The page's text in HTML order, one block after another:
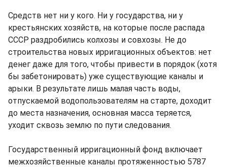
Средств нет ни у кого. Ни у государства, ни у
крестьянских хозяйств, на которые после распада
СССР раздробились колхозы и совхозы. Не до
строительства новых ирригационных объектов: нет
денег даже для того, чтобы привести в порядок (хотя
бы забетонировать) уже существующие каналы и
арыки. В результате лишь малая часть воды,
отпускаемой водопользователям на старте, доходит
до места назначения, основная масса теряется,
уходит сквозь землю по пути следования.
Государственный ирригационный фонд включает
межхозяйственные каналы протяженностью 5787